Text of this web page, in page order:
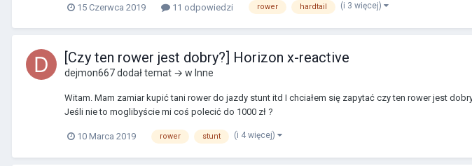
15 Czerwca 2019 11 odpowiedzi rower hardtail (i 3 więcej)
[Czy ten rower jest dobry?] Horizon x-reactive
dejmon667dodał temat → w Inne
Witam. Mam zamiar kupić tani rower do jazdy stunt itd I chciałem się zapytać czy ten rower jest
Jeśli nie to moglibyście mi coś polecić do 1000 zł ?
10 Marca 2019 rower stunt (i 4 więcej)